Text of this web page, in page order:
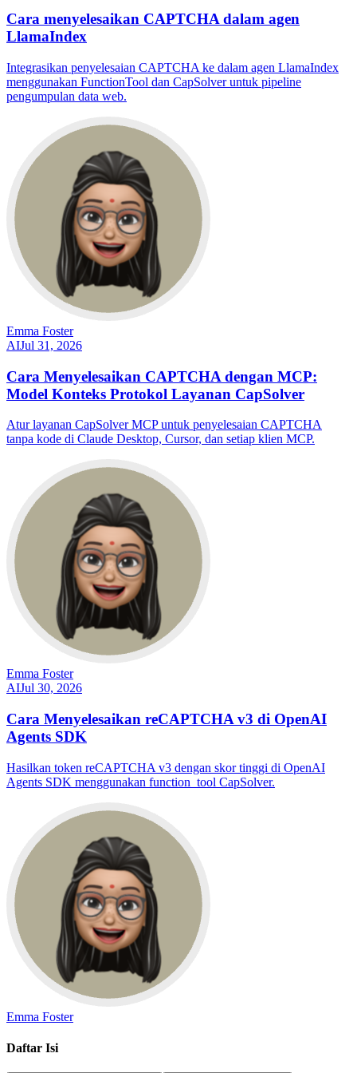
Cara menyelesaikan CAPTCHA dalam agen
LlamaIndex
Integrasikan penyelesaian CAPTCHA ke dalam agen LlamaIndex
menggunakan FunctionTool dan CapSolver untuk pipeline
pengumpulan data web.
Emma Foster
AIJul 31, 2026
Cara Menyelesaikan CAPTCHA dengan MCP:
Model Konteks Protokol Layanan CapSolver
Atur layanan CapSolver MCP untuk penyelesaian CAPTCHA
tanpa kode di Claude Desktop, Cursor, dan setiap klien MCP.
Emma Foster
AIJul 30, 2026
Cara Menyelesaikan reCAPTCHA v3 di OpenAI
Agents SDK
Hasilkan token reCAPTCHA v3 dengan skor tinggi di OpenAI
Agents SDK menggunakan function_tool CapSolver.
Emma Foster
Daftar Isi